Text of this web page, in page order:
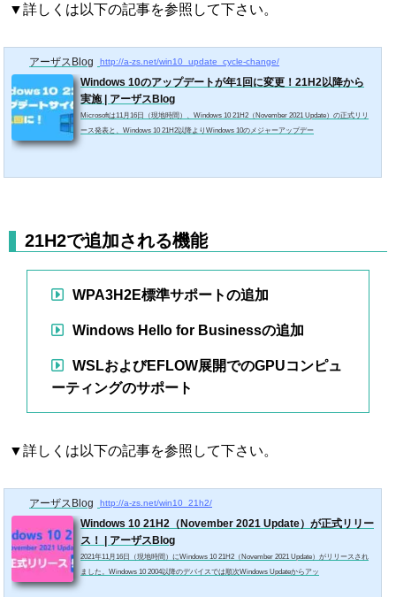
▼詳しくは以下の記事を参照して下さい。
アーザスBlog http://a-zs.net/win10_update_cycle-change/
Windows 10のアップデートが年1回に変更！21H2以降から
実施 | アーザスBlog
Microsoftは11月16日（現地時間）、Windows 10 21H2（November 2021 Update）の正式リリ
ース発表と、Windows 10 21H2以降よりWindows 10のメジャーアップデー
21H2で追加される機能
WPA3H2E標準サポートの追加
Windows Hello for Businessの追加
WSLおよびEFLOW展開でのGPUコンピュ
ーティングのサポート
▼詳しくは以下の記事を参照して下さい。
アーザスBlog http://a-zs.net/win10_21h2/
Windows 10 21H2（November 2021 Update）が正式リリー
ス！ | アーザスBlog
2021年11月16日（現地時間）にWindows 10 21H2（November 2021 Update）がリリースされ
ました。Windows 10 2004以降のデバイスでは順次Windows Updateからアッ